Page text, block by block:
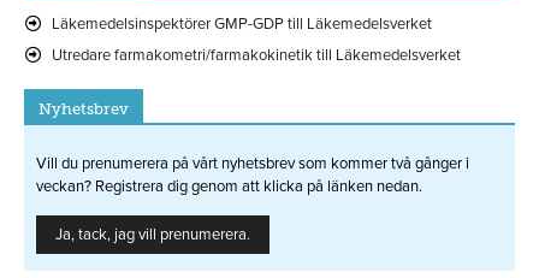
Läkemedelsinspektörer GMP-GDP till Läkemedelsverket
Utredare farmakometri/farmakokinetik till Läkemedelsverket
Nyhetsbrev
Vill du prenumerera på vårt nyhetsbrev som kommer två gånger i
veckan? Registrera dig genom att klicka på länken nedan.
Ja, tack, jag vill prenumerera.